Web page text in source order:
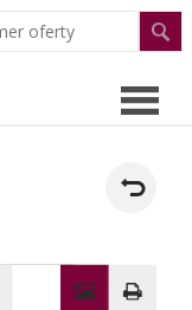
Strona